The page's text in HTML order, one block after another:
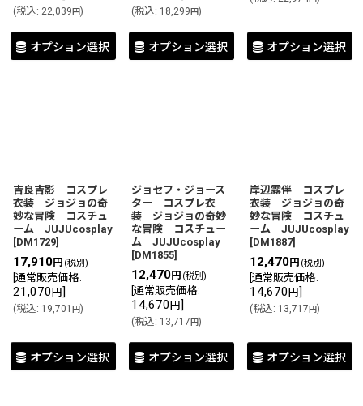
(税込: 22,039円)
オプション選択
(税込: 18,299円)
オプション選択 オプション選択
吉良吉影 コスプレ
衣装 ジョジョの奇
妙な冒険 コスチュ
ーム JUJUcosplay
[DM1729]
17,910円 (税別)
通常販売価格:
21,070 円]
(税込: 19,701 円)
オプション選択
ジョセフ・ジョース
ター コスプレ衣
装 ジョジョの奇妙
な冒険 コスチュー
ム JUJUcosplay
[DM1855]
12,470円 (税別)
通常販売価格:
14,670 円]
(税込: 13,717円)
オプション選択
岸辺露伴 コスプレ
衣装 ジョジョの奇
妙な冒険 コスチュ
ーム JUJUcosplay
[DM1887]
12,470円 (税別)
通常販売価格:
14,670 円]
(税込: 13,717円)
オプション選択